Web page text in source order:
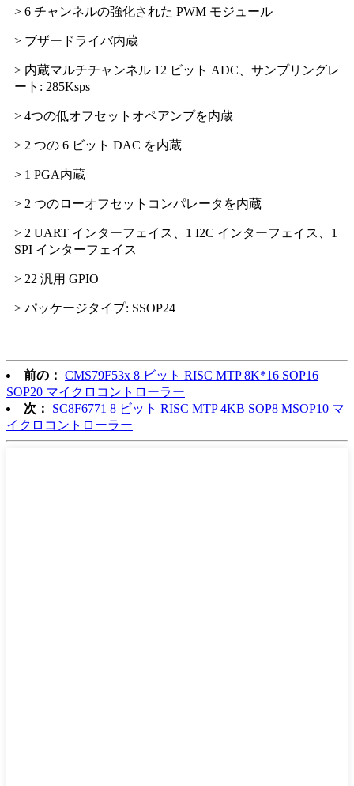
> 6 チャンネルの強化された PWM モジュール
> ブザードライバ内蔵
> 内蔵マルチチャンネル 12 ビット ADC、サンプリングレ
ート: 285Ksps
> 4つの低オフセットオペアンプを内蔵
> 2 つの 6 ビット DAC を内蔵
> 1 PGA内蔵
> 2 つのローオフセットコンパレータを内蔵
> 2 UART インターフェイス、1 I2C インターフェイス、1
SPI インターフェイス
> 22 汎用 GPIO
> パッケージタイプ: SSOP24
前の： CMS79F53x 8 ビット RISC MTP 8K*16 SOP16
SOP20 マイクロコントローラー
次：
SC8F6771 8 ビット RISC MTP 4KB SOP8 MSOP10 マ
イクロコントローラー